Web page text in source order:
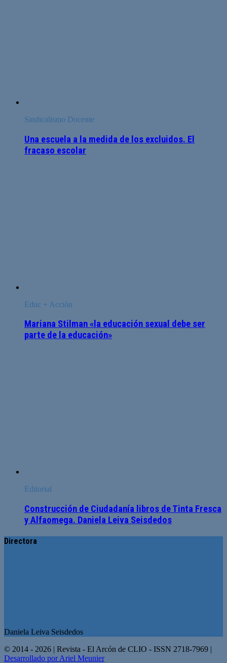
Sindicalismo Docente
Una escuela a la medida de los excluidos. El
fracaso escolar
Educ + Acción
Mariana Stilman «la educación sexual debe ser
parte de la educación»
Editorial
Construcción de Ciudadanía libros de Tinta Fresca
y Alfaomega. Daniela Leiva Seisdedos
Directora
Daniela Leiva Seisdedos
© 2014 - 2026 | Revista - El Arcón de CLIO - ISSN 2718-7969 |
Desarrollado por Ariel Meunier